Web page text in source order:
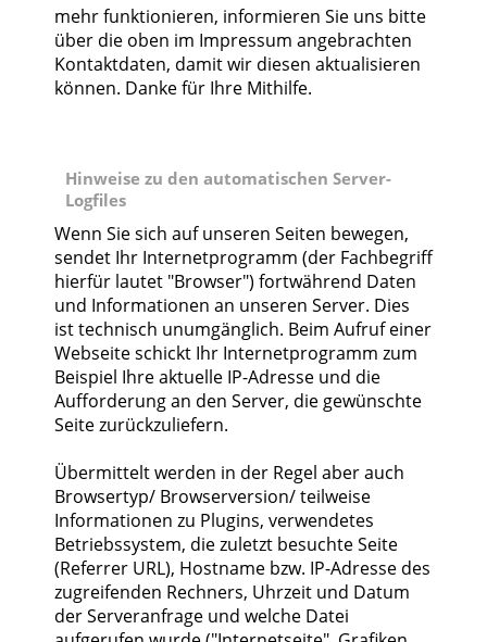
mehr funktionieren, informieren Sie uns bitte
über die oben im Impressum angebrachten
Kontaktdaten, damit wir diesen aktualisieren
können. Danke für Ihre Mithilfe.
Hinweise zu den automatischen Server-
Logfiles
Wenn Sie sich auf unseren Seiten bewegen,
sendet Ihr Internetprogramm (der Fachbegriff
hierfür lautet "Browser") fortwährend Daten
und Informationen an unseren Server. Dies
ist technisch unumgänglich. Beim Aufruf einer
Webseite schickt Ihr Internetprogramm zum
Beispiel Ihre aktuelle IP-Adresse und die
Aufforderung an den Server, die gewünschte
Seite zurückzuliefern.
Übermittelt werden in der Regel aber auch
Browsertyp/ Browserversion/ teilweise
Informationen zu Plugins, verwendetes
Betriebssystem, die zuletzt besuchte Seite
(Referrer URL), Hostname bzw. IP-Adresse des
zugreifenden Rechners, Uhrzeit und Datum
der Serveranfrage und welche Datei